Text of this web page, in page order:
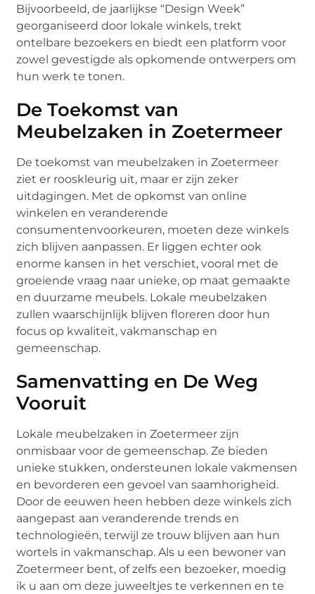
Bijvoorbeeld, de jaarlijkse “Design Week”
georganiseerd door lokale winkels, trekt
ontelbare bezoekers en biedt een platform voor
zowel gevestigde als opkomende ontwerpers om
hun werk te tonen.
De Toekomst van
Meubelzaken in Zoetermeer
De toekomst van meubelzaken in Zoetermeer
ziet er rooskleurig uit, maar er zijn zeker
uitdagingen. Met de opkomst van online
winkelen en veranderende
consumentenvoorkeuren, moeten deze winkels
zich blijven aanpassen. Er liggen echter ook
enorme kansen in het verschiet, vooral met de
groeiende vraag naar unieke, op maat gemaakte
en duurzame meubels. Lokale meubelzaken
zullen waarschijnlijk blijven floreren door hun
focus op kwaliteit, vakmanschap en
gemeenschap.
Samenvatting en De Weg
Vooruit
Lokale meubelzaken in Zoetermeer zijn
onmisbaar voor de gemeenschap. Ze bieden
unieke stukken, ondersteunen lokale vakmensen
en bevorderen een gevoel van saamhorigheid.
Door de eeuwen heen hebben deze winkels zich
aangepast aan veranderende trends en
technologieën, terwijl ze trouw blijven aan hun
wortels in vakmanschap. Als u een bewoner van
Zoetermeer bent, of zelfs een bezoeker, moedig
ik u aan om deze juweeltjes te verkennen en te